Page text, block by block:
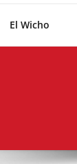
El Wicho